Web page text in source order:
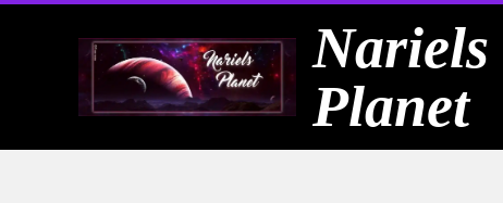
Nariels
Planet